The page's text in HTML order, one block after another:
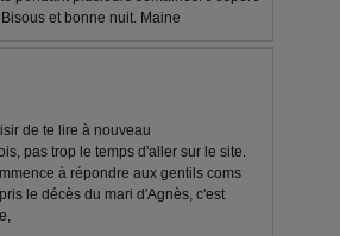
et bonne nuit. Maine
de te lire à nouveau
pas trop le temps d'aller sur le site.
à répondre aux gentils coms
le décès du mari d'Agnès, c'est